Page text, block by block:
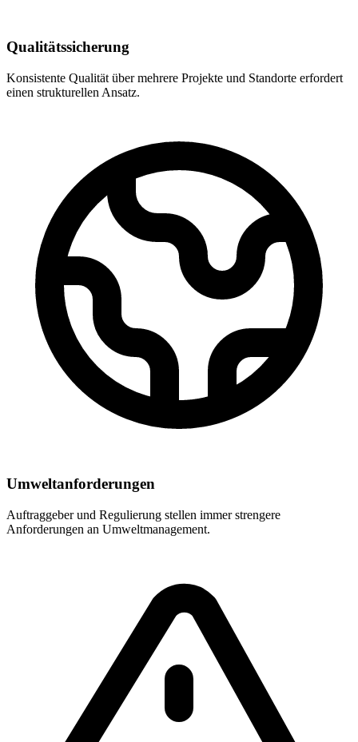
Qualitätssicherung
Konsistente Qualität über mehrere Projekte und Standorte erfordert
einen strukturellen Ansatz.
Umweltanforderungen
Auftraggeber und Regulierung stellen immer strengere
Anforderungen an Umweltmanagement.